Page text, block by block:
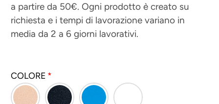
listino
a partire da 50€. Ogni prodotto è creato su
richiesta e i tempi di lavorazione variano in
media da 2 a 6 giorni lavorativi.
COLORE